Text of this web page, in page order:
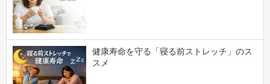
健康寿命を守る「寝る前ストレッチ」のス
スメ